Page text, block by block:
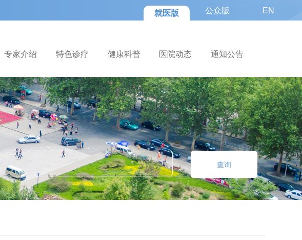
就医版 公众版 EN
专家介绍 特色诊疗 健康科普 医院动态 通知公告
查询